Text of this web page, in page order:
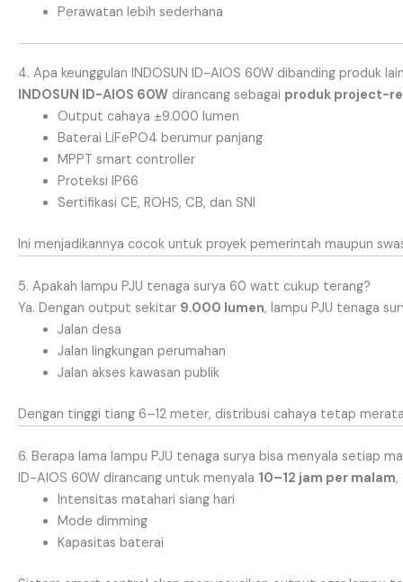
Perawatan lebih sederhana
4. Apa keunggulan INDOSUN ID-AIOS 60W dibanding produk
INDOSUN ID-AIOS 60W dirancang sebagai produk project-
Output cahaya ±9.000 lumen
Baterai LiFePO4 berumur panjang
MPPT smart controller
Proteksi IP66
Sertifikasi CE, ROHS, CB, dan SNI
Ini menjadikannya cocok untuk proyek pemerintah maupun
5. Apakah lampu PJU tenaga surya 60 watt cukup terang?
Ya. Dengan output sekitar 9.000 lumen, lampu PJU tenaga
Jalan desa
Jalan lingkungan perumahan
Jalan akses kawasan publik
Dengan tinggi tiang 6–12 meter, distribusi cahaya tetap
6. Berapa lama lampu PJU tenaga surya bisa menyala setiap
ID-AIOS 60W dirancang untuk menyala 10–12 jam per malam,
Intensitas matahari siang hari
Mode dimming
Kapasitas baterai